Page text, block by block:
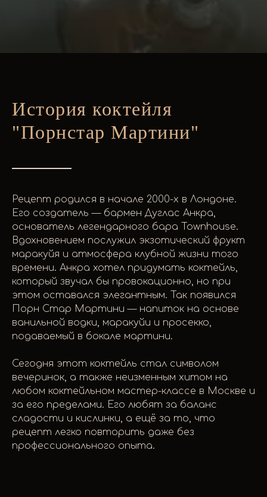
История коктейля
"Порнстар Мартини"
Рецепт родился в начале 2000-х в Лондоне.
Его создатель — бармен Дуглас Анкра,
основатель легендарного бара Townhouse.
Вдохновением послужил экзотический фрукт
маракуйя и атмосфера клубной жизни того
времени. Анкра хотел придумать коктейль,
который звучал бы провокационно, но при
этом оставался элегантным. Так появился
Порн Стар Мартини — напиток на основе
ванильной водки, маракуйи и просекко,
подаваемый в бокале мартини.
Сегодня этот коктейль стал символом
вечеринок, а также неизменным хитом на
любом коктейльном мастер-классе в Москве и
за его пределами. Его любят за баланс
сладости и кислинки, а ещё за то, что
рецепт легко повторить даже без
профессионального опыта.